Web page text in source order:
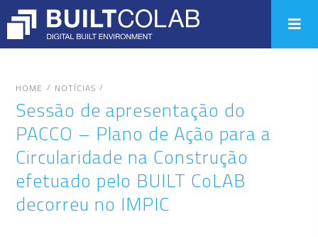
HOME / NOTÍCIAS /
Sessão de apresentação do
PACCO – Plano de Ação para a
Circularidade na Construção
efetuado pelo BUILT CoLAB
decorreu no IMPIC